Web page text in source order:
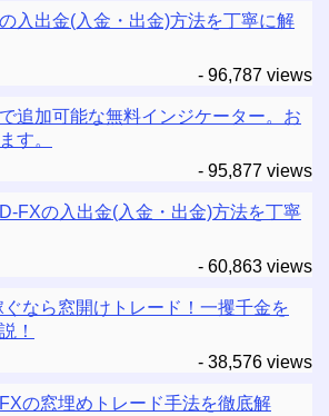
入出金(入金・出金)方法を丁寧に解
- 96,787 views
追加可能な無料インジケーター。お
す。
- 95,877 views
FXの入出金(入金・出金)方法を丁寧
- 60,863 views
なら窓開けトレード！一攫千金を
！
- 38,576 views
の窓埋めトレード手法を徹底解